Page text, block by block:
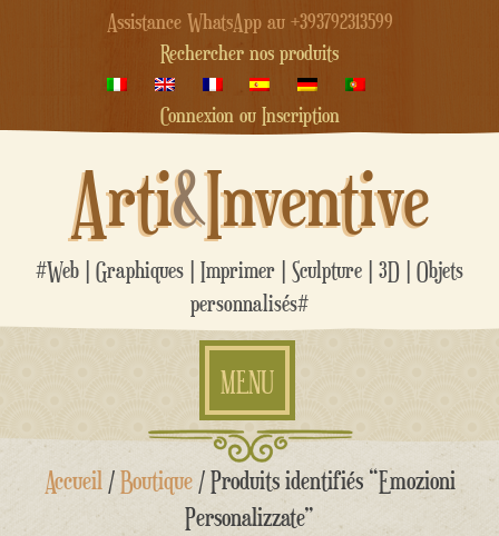
Assistance WhatsApp au +393792313599
Rechercher nos produits
Connexion ou Inscription
Arti&Inventive
#Web | Graphiques | Imprimer | Sculpture | 3D | Objets
personnalisés#
MENU
Aller
Accueil /Boutique/ Produits identifiés “Emozioni
Personalizzate”